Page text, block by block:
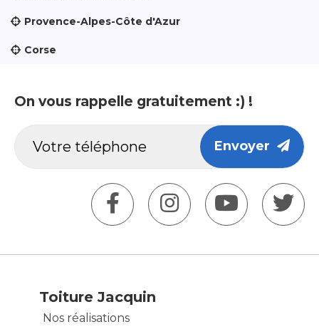
Provence-Alpes-Côte d'Azur
Corse
On vous rappelle gratuitement :) !
Envoyer
Toiture Jacquin
Nos réalisations